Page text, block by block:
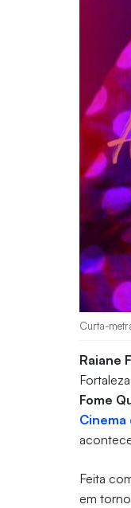
Curta-
Raiane
Fome
Cinema
Feita
em